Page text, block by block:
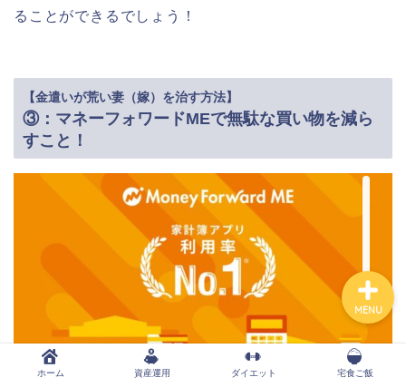
ることができるでしょう！
【金遣いが荒い妻（嫁）を治す方法】
③：マネーフォワードMEで無駄な買い物を減ら
すこと！
ホーム 資産運用 ダイエット 宅食ご飯
MENU
ダイエット
宅食ご飯